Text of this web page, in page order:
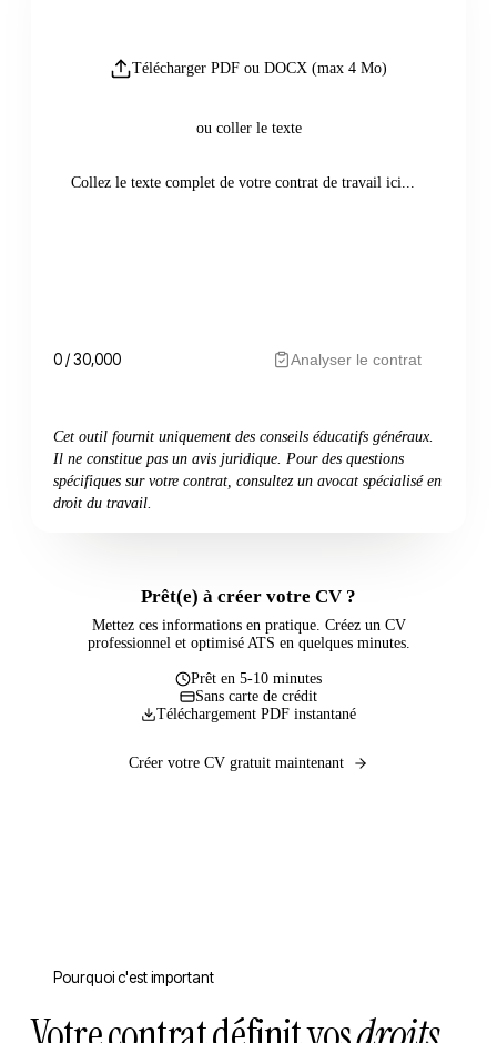
Télécharger PDF ou DOCX (max 4 Mo)
ou coller le texte
0/ 30,000 Analyser le contrat
Cet outil fournit uniquement des conseils éducatifs généraux.
Il ne constitue pas un avis juridique. Pour des questions
spécifiques sur votre contrat, consultez un avocat spécialisé en
droit du travail.
Prêt(e) à créer votre CV ?
Mettez ces informations en pratique. Créez un CV
professionnel et optimisé ATS en quelques minutes.
Prêt en 5-10 minutes
Sans carte de crédit
Téléchargement PDF instantané
Créer votre CV gratuit maintenant
Pourquoi c'est important